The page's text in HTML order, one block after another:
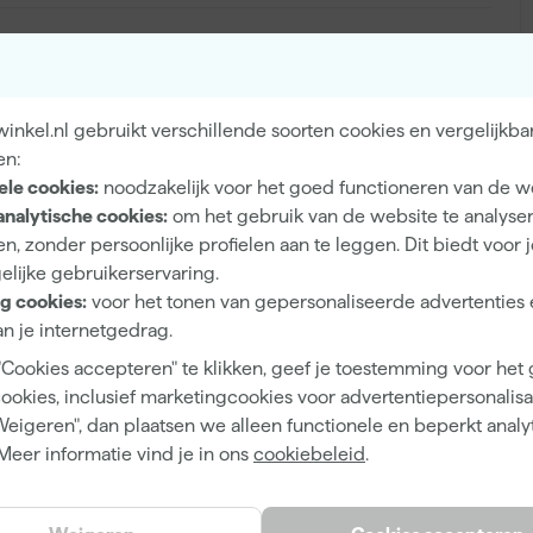
gebruikt verschillende soorten cookies en
cookies: noodzakelijk voor het goed functioneren van de
cookies: om het gebruik van de website te
zonder persoonlijke profielen aan te leggen. Dit biedt voor
gebruikerservaring.
cookies: voor het tonen van gepersonaliseerde advertenties
je internetgedrag.
accepteren" te klikken, geef je toestemming voor het
inclusief marketingcookies voor
dan plaatsen we alleen functionele en beperkt
informatie vind je in ons cookiebeleid.
4 h
12 m²/l
2 h